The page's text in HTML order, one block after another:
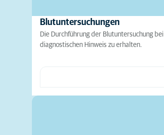
Blutuntersuchungen
Die Durchführung der Blutuntersuchung
diagnostischen Hinweis zu erhalten.